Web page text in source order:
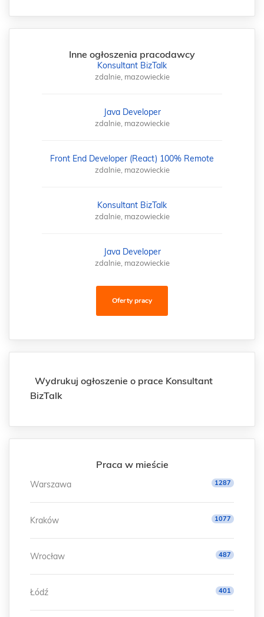
Inne ogłoszenia pracodawcy
Konsultant BizTalk
zdalnie, mazowieckie
Java Developer
zdalnie, mazowieckie
Front End Developer (React) 100% Remote
zdalnie, mazowieckie
Konsultant BizTalk
zdalnie, mazowieckie
Java Developer
zdalnie, mazowieckie
Oferty pracy
Wydrukuj ogłoszenie o prace Konsultant
BizTalk
Praca w mieście
Warszawa 1287
Kraków 1077
Wrocław 487
Łódź 401